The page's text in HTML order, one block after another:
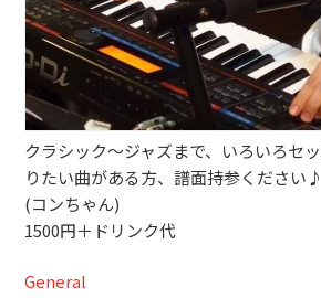
クラシック〜ジャズまで、いろいろセ
りたい曲がある方、譜面持参ください
(コンちゃん)
1500円＋ドリンク代
General